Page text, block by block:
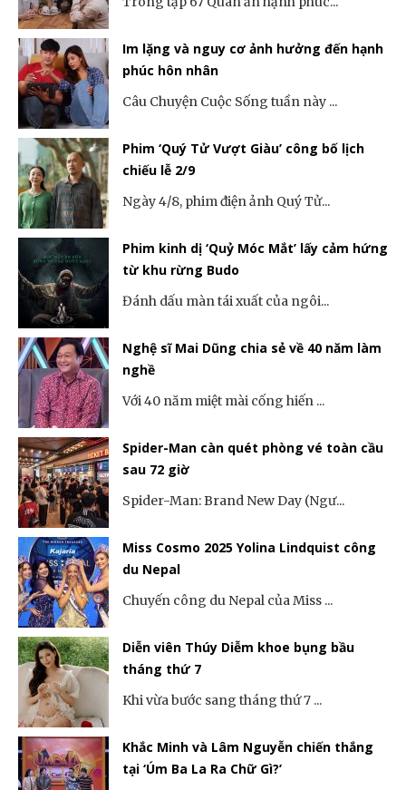
Im lặng và nguy cơ ảnh hưởng đến hạnh
phúc hôn nhân
Câu Chuyện Cuộc Sống tuần này ...
Phim ‘Quý Tử Vượt Giàu’ công bố lịch
chiếu lễ 2/9
Ngày 4/8, phim điện ảnh Quý Tử...
Phim kinh dị ‘Quỷ Móc Mắt’ lấy cảm hứng
từ khu rừng Budo
Đánh dấu màn tái xuất của ngôi...
Nghệ sĩ Mai Dũng chia sẻ về 40 năm làm
nghề
Với 40 năm miệt mài cống hiến ...
Spider-Man càn quét phòng vé toàn cầu
sau 72 giờ
Spider-Man: Brand New Day (Ngư...
Miss Cosmo 2025 Yolina Lindquist công
du Nepal
Chuyến công du Nepal của Miss ...
Diễn viên Thúy Diễm khoe bụng bầu
tháng thứ 7
Khi vừa bước sang tháng thứ 7 ...
Khắc Minh và Lâm Nguyễn chiến thắng
tại ‘Úm Ba La Ra Chữ Gì?’